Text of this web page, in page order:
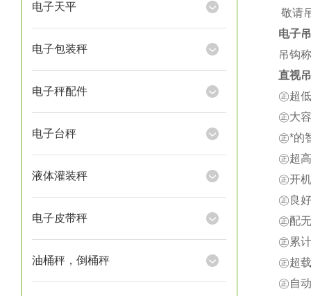
电子天平
电子包装秤
电子秤配件
电子台秤
液体灌装秤
电子皮带秤
油桶秤，倒桶秤
敬请
电子
吊钩
直视
㊣超
㊣大
㊣*的
㊣超
㊣开
㊣良
㊣配
㊣累
㊣超
㊣自